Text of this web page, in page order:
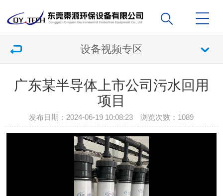
设备视频专区
广东某半导体上市公司污水回用
项目
发布日期：2024-06-19 10:08:23 浏览次数： 1089